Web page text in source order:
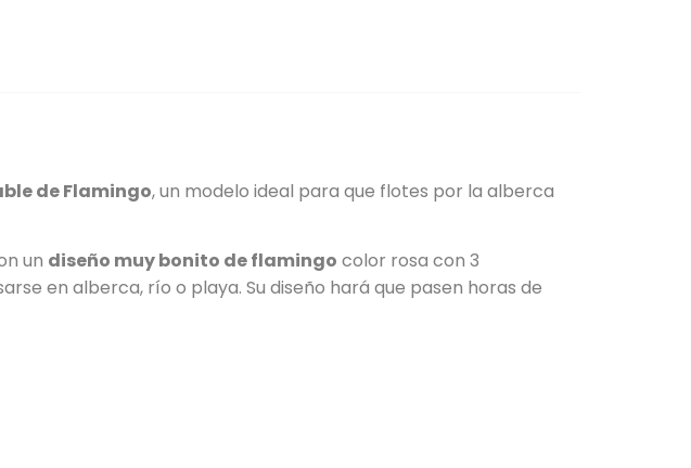
de Flamingo, un modelo ideal para que flotes por la alberca
un diseño muy bonito de flamingo color rosa con 3
en alberca, río o playa. Su diseño hará que pasen horas de